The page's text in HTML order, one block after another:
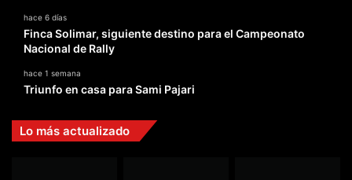
hace 6 días
Finca Solimar, siguiente destino para el Campeonato
Nacional de Rally
hace 1 semana
Triunfo en casa para Sami Pajari
Lo más actualizado